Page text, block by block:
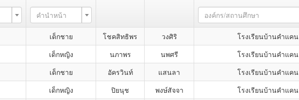
คำนำหน้า องค์กร/สถานศึกษา
เด็กชาย โชคสิทธิพร วงศิริ โรงเรียนบ้านคำแคน
เด็กหญิง นภาพร นพศรี โรงเรียนบ้านคำแคน
เด็กชาย อัครวินท์ แสนลา โรงเรียนบ้านคำแคน
เด็กหญิง ปิยนุช พงษ์สัจจา โรงเรียนบ้านคำแคน